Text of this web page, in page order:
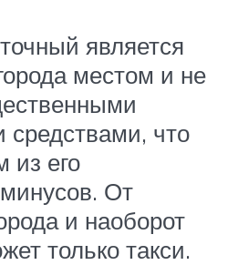
является
местом и не
средствами, что
из его
От
и наоборот
только такси.